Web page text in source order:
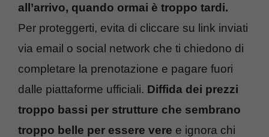
all’arrivo, quando ormai è troppo tardi.
Per proteggerti, evita di cliccare su link inviati
via email o social network che ti chiedono di
completare la prenotazione e pagare fuori
dalle piattaforme ufficiali. Diffida dei prezzi
troppo bassi per strutture che sembrano
troppo belle per essere vere e ignora chi